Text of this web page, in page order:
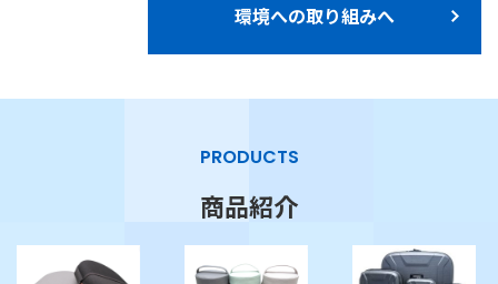
環境への取り組みへ
PRODUCTS
商品紹介